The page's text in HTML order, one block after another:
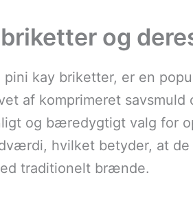
og
kay briketter, er en
af komprimeret
og bæredygtigt valg for
hvilket betyder, at de
traditionelt brænde.